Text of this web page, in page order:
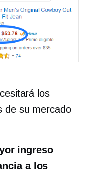
los
de su mercado
ingreso
a los